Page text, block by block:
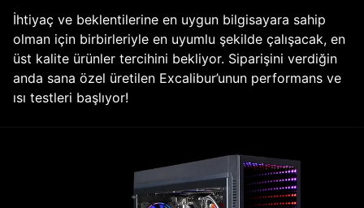
İhtiyaç ve beklentilerine en uygun bilgisayara sahip
olman için birbirleriyle en uyumlu şekilde çalışacak, en
üst kalite ürünler tercihini bekliyor. Siparişini verdiğin
anda sana özel üretilen Excalibur’unun performans ve
ısı testleri başlıyor!